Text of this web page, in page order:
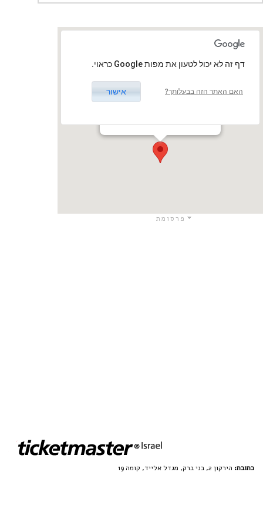
צוותא ת"א
‏דף זה לא יכול לטעון את מפות Google כראוי.
האם האתר הזה בבעלותך? אישור
פרסומת
כתובת: הירקון 2, בני ברק, מגדל אלייד, קומה 19